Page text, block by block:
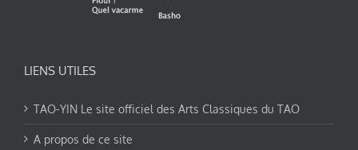
LIENS UTILES
TAO-YIN Le site officiel des Arts Classiques du TAO
A propos de ce site